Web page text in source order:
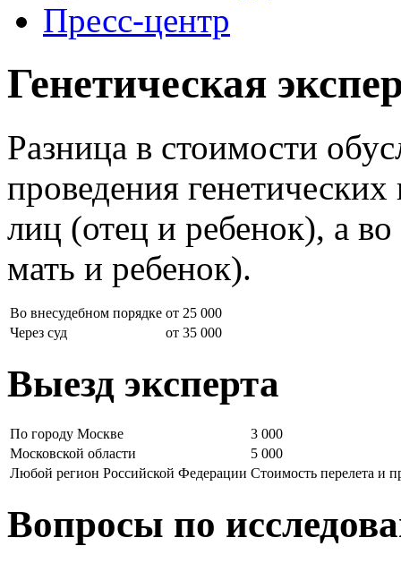
Пресс-центр
Генетическая
Разница в стоимости
проведения
лиц (отец и ребенок), а
мать и ребенок).
Во внесудебном порядке от 25 000
Через суд
от 35 000
Выезд эксперта
По городу Москве
3 000
Московской области
5 000
Любой регион Российской Федерации Стоимость перелета и
Вопросы по